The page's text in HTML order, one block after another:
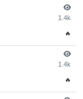
1.4k
🔥
1.4k
🔥